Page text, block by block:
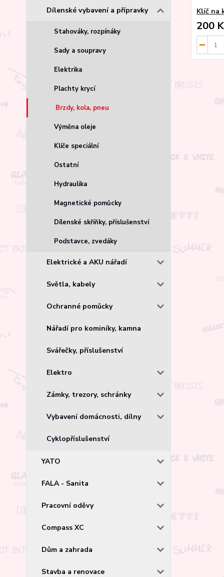
Dílenské vybavení a přípravky
Stahováky, rozpínáky
Sady a soupravy
Elektrika
Plachty krycí
Brzdy, kola, pneu
Výměna oleje
Klíče speciální
Ostatní
Hydraulika
Magnetické pomůcky
Dílenské skříňky, příslušenství
Podstavce, zvedáky
Elektrické a AKU nářadí
Světla, kabely
Ochranné pomůcky
Nářadí pro kominíky, kamna
Svářečky, příslušenství
Elektro
Zámky, trezory, schránky
Vybavení domácnosti, dílny
Cyklopříslušenství
YATO
FALA - Sanita
Pracovní oděvy
Compass XC
Dům a zahrada
Stavba a renovace
Klíč na
200